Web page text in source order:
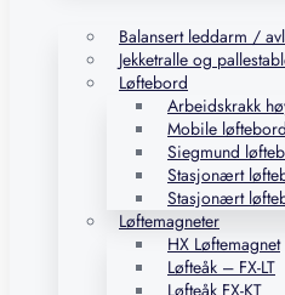
Balansert leddarm /
Jekketralle og
Løftebord
Arbeidskrakk
Mobile løftebord
Siegmund
Stasjonært
Stasjonært
Løftemagneter
HX Løftemagnet
Løfteåk – FX-LT
Løfteåk FX-KT